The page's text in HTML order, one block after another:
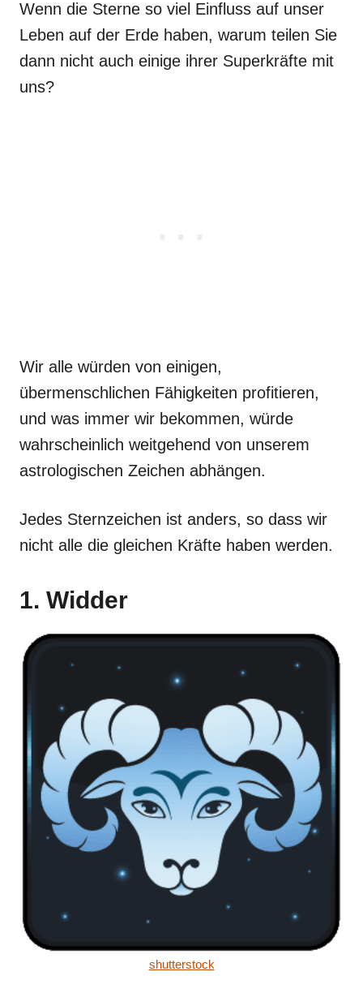
Wenn die Sterne so viel Einfluss auf unser
Leben auf der Erde haben, warum teilen Sie
dann nicht auch einige ihrer Superkräfte mit
uns?
Wir alle würden von einigen,
übermenschlichen Fähigkeiten profitieren,
und was immer wir bekommen, würde
wahrscheinlich weitgehend von unserem
astrologischen Zeichen abhängen.
Jedes Sternzeichen ist anders, so dass wir
nicht alle die gleichen Kräfte haben werden.
1. Widder
shutterstock